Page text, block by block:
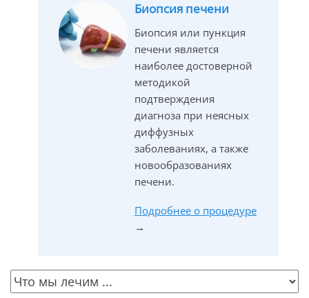
Биопсия печени
Биопсия или пункция
печени является
наиболее достоверной
методикой
подтверждения
диагноза при неясных
диффузных
заболеваниях, а также
новообразованиях
печени.
Подробнее о процедуре
→